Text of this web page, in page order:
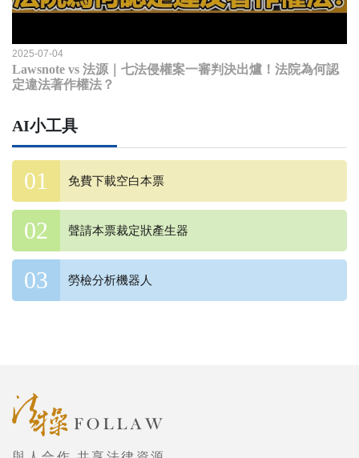
2025-07-04
Lawsnote vs 法源｜七法侵權案一審判決出爐！法院為何認
定違法著作權法？
AI小工具
免費下載空白本票
聲請本票裁定狀產生器
勞檢分析機器人